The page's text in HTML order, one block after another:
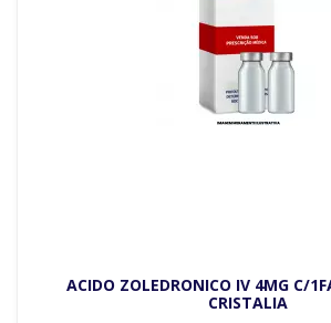
ACIDO ZOLEDRONICO IV 4MG C/
CRISTALIA